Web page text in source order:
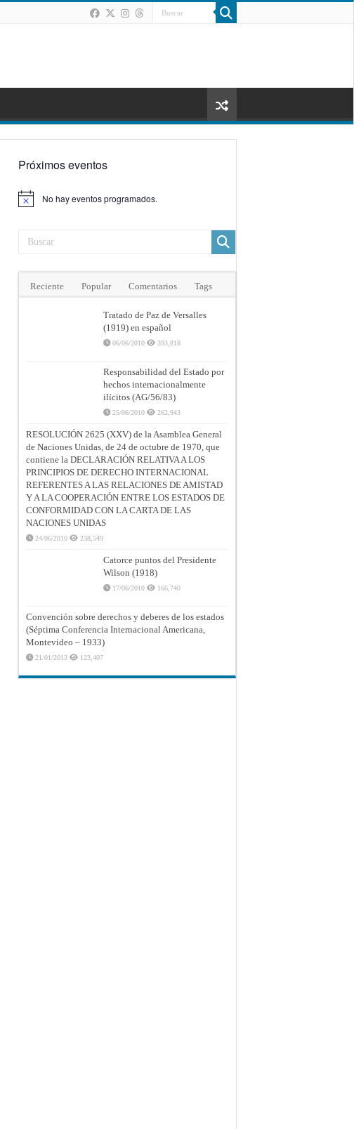
Próximos eventos
Aviso No hay eventos programados.
Reciente Popular Comentarios Tags
Tratado de Paz de Versalles
(1919) en español
06/06/2010 393,818
Responsabilidad del Estado por
hechos internacionalmente
ilícitos (AG/56/83)
25/06/2010 262,943
RESOLUCIÓN 2625 (XXV) de la Asamblea General
de Naciones Unidas, de 24 de octubre de 1970, que
contiene la DECLARACIÓN RELATIVA A LOS
PRINCIPIOS DE DERECHO INTERNACIONAL
REFERENTES A LAS RELACIONES DE AMISTAD
Y A LA COOPERACIÓN ENTRE LOS ESTADOS DE
CONFORMIDAD CON LA CARTA DE LAS
NACIONES UNIDAS
24/06/2010 238,549
Catorce puntos del Presidente
Wilson (1918)
17/06/2010 166,740
Convención sobre derechos y deberes de los estados
(Séptima Conferencia Internacional Americana,
Montevideo – 1933)
21/01/2013 123,407